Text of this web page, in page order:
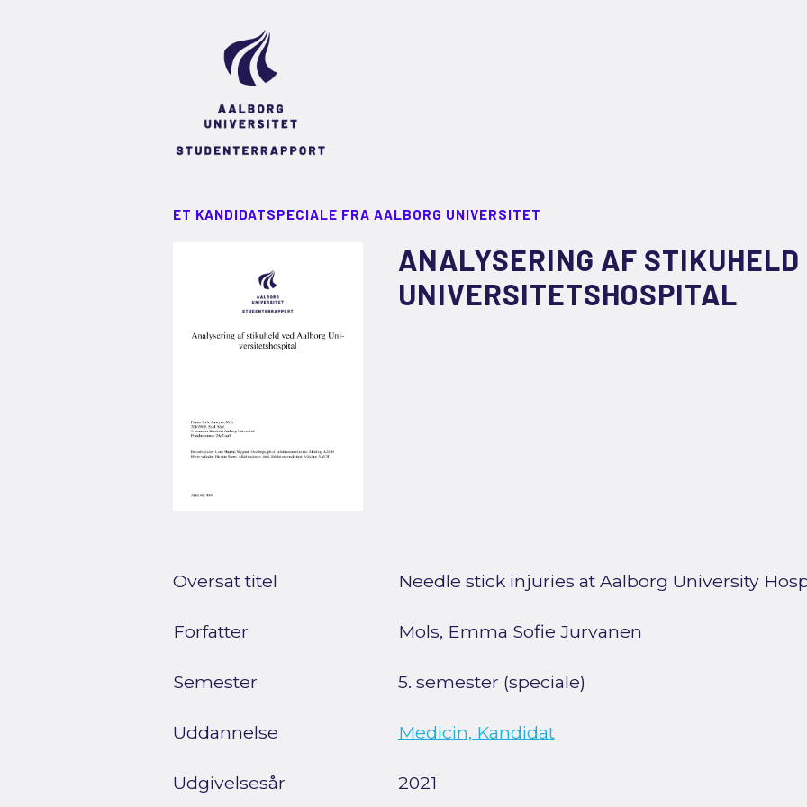
ET KANDIDATSPECIALE FRA AALBORG UNIVERSITET
ANALYSERING AF
UNIVERSITETSHOSPITAL
Oversat titel Needle stick injuries at Aalborg University
Forfatter Mols, Emma Sofie Jurvanen
Semester 5. semester (speciale)
Uddannelse Medicin, Kandidat
Udgivelsesår 2021